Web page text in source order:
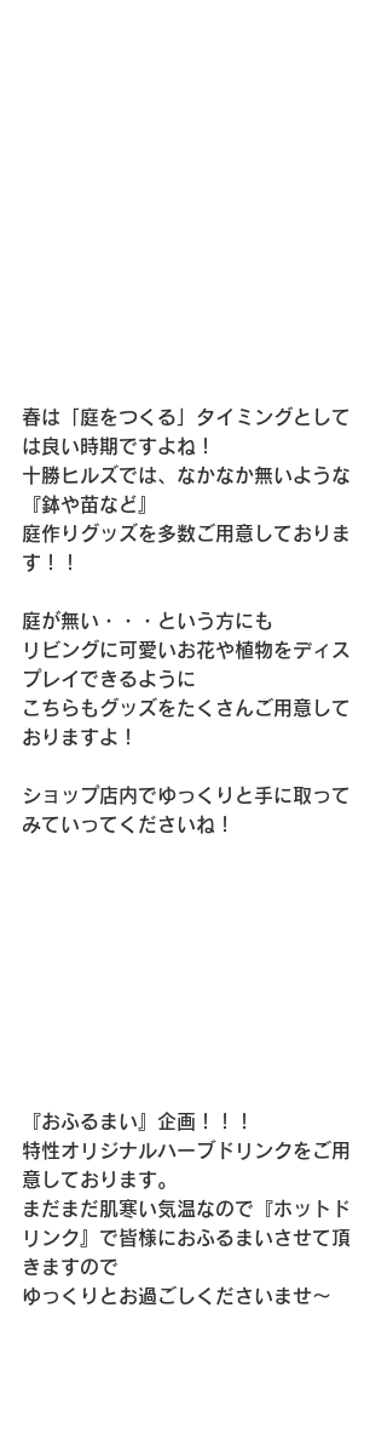
春は「庭をつくる」タイミングとして
は良い時期ですよね！
十勝ヒルズでは、なかなか無いような
『鉢や苗など』
庭作りグッズを多数ご用意しておりま
す！！
庭が無い・・・という方にも
リビングに可愛いお花や植物をディス
プレイできるように
こちらもグッズをたくさんご用意して
おりますよ！
ショップ店内でゆっくりと手に取って
みていってくださいね！
『おふるまい』企画！！！
特性オリジナルハーブドリンクをご用
意しております。
まだまだ肌寒い気温なので『ホットド
リンク』で皆様におふるまいさせて頂
きますので
ゆっくりとお過ごしくださいませ～